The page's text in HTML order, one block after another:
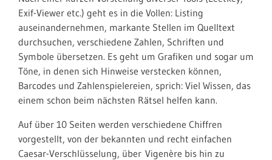
Exif-Viewer etc.) geht es in die Vollen: Listing
auseinandernehmen, markante Stellen im Quelltext
durchsuchen, verschiedene Zahlen, Schriften und
Symbole übersetzen. Es geht um Grafiken und sogar um
Töne, in denen sich Hinweise verstecken können,
Barcodes und Zahlenspielereien, sprich: Viel Wissen, das
einem schon beim nächsten Rätsel helfen kann.
Auf über 10 Seiten werden verschiedene Chiffren
vorgestellt, von der bekannten und recht einfachen
Caesar-Verschlüsselung, über Vigenère bis hin zu